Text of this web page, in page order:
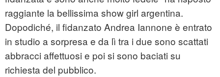
raggiante la bellissima show girl argentina.
Dopodiché, il fidanzato Andrea Iannone è entrato
in studio a sorpresa e da lì tra i due sono scattati
abbracci affettuosi e poi si sono baciati su
richiesta del pubblico.